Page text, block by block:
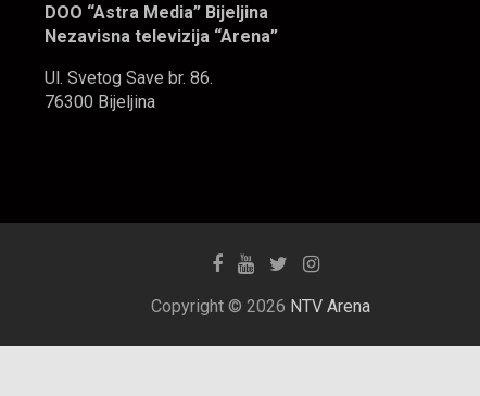
DOO “Astra Media” Bijeljina
Nezavisna televizija “Arena”
Ul. Svetog Save br. 86.
76300 Bijeljina
Copyright © 2026 NTV Arena